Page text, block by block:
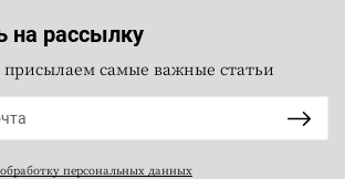
на рассылку
самые важные статьи
обработку персональных данных